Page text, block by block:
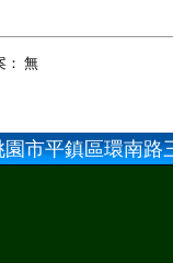
： 無
市平鎮區環南路